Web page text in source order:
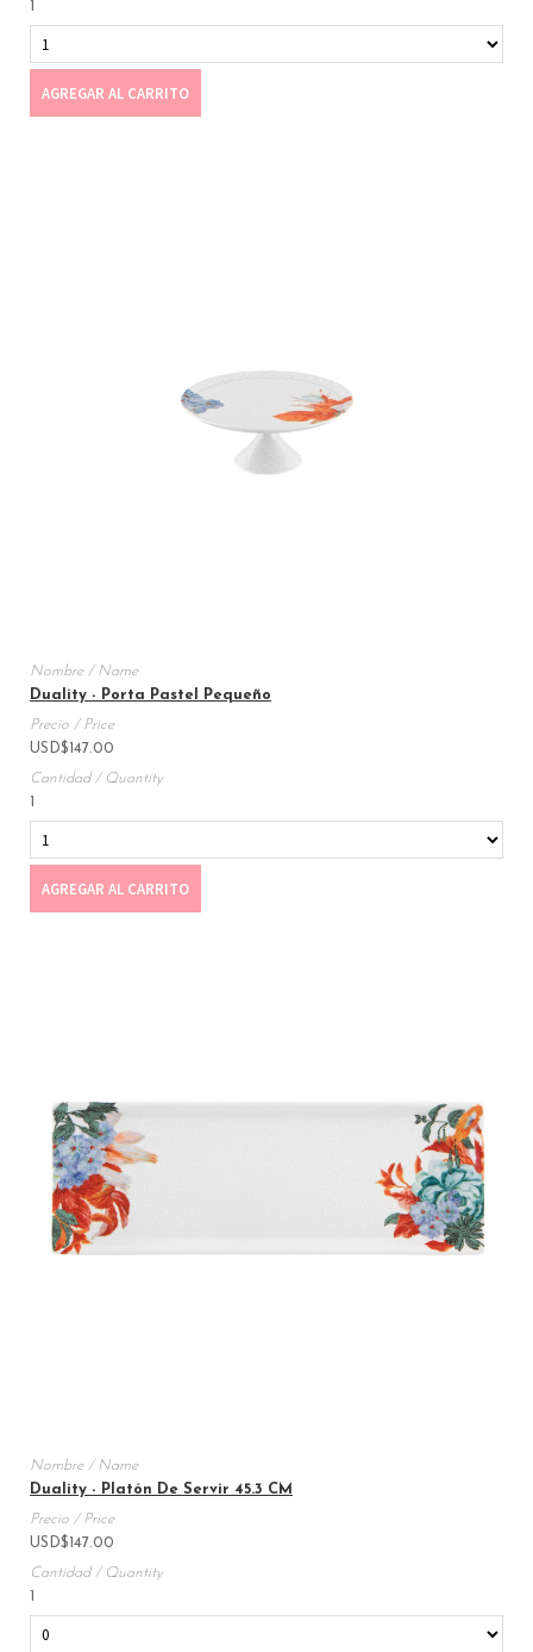
AGREGAR AL CARRITO
Duality - Porta Pastel Pequeño
USD$147.00
1
AGREGAR AL CARRITO
Duality - Platón De Servir 45.3 CM
USD$ 147.00